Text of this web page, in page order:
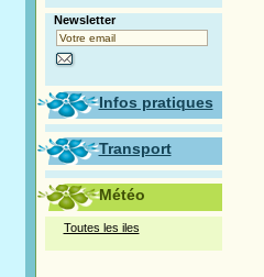
Newsletter
Infos pratiques
Transport
Météo
Toutes les iles